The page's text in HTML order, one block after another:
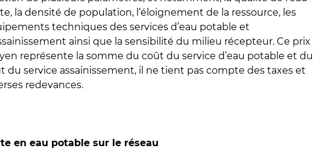
la densité de population, l’éloignement de la ressource, les
techniques des services d’eau potable et
ainsi que la sensibilité du milieu récepteur. Ce prix
représente la somme du coût du service d’eau potable et du
du service assainissement, il ne tient pas compte des taxes et
redevances.
en eau potable sur le réseau